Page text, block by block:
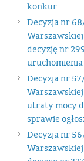
konkur...
Decyzja nr
decyzję nr
uruchomienia
Decyzja nr
utraty mocy
sprawie
Decyzja nr
Warszawskiej